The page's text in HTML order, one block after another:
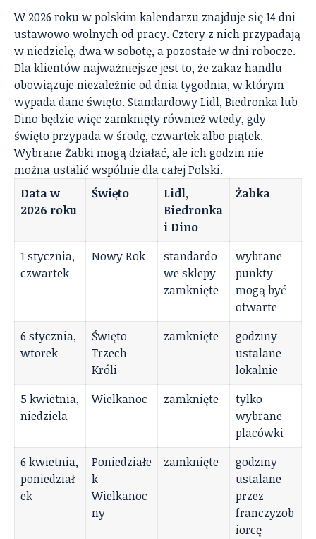
W 2026 roku w polskim kalendarzu znajduje się 14 dni
ustawowo wolnych od pracy. Cztery z nich przypadają
w niedzielę, dwa w sobotę, a pozostałe w dni robocze.
Dla klientów najważniejsze jest to, że zakaz handlu
obowiązuje niezależnie od dnia tygodnia, w którym
wypada dane święto. Standardowy Lidl, Biedronka lub
Dino będzie więc zamknięty również wtedy, gdy
święto przypada w środę, czwartek albo piątek.
Wybrane Żabki mogą działać, ale ich godzin nie
można ustalić wspólnie dla całej Polski.
Data w
2026 roku
Święto
Lidl,
Biedronka
i Dino
Żabka
1 stycznia,
czwartek
Nowy Rok
standardo
we sklepy
zamknięte
wybrane
punkty
mogą być
otwarte
6 stycznia,
wtorek
Święto
Trzech
Króli
zamknięte
godziny
ustalane
lokalnie
5 kwietnia,
niedziela
Wielkanoc zamknięte
tylko
wybrane
placówki
6 kwietnia,
poniedział
ek
Poniedziałe
k
Wielkanoc
ny
zamknięte
godziny
ustalane
przez
franczyzob
iorcę